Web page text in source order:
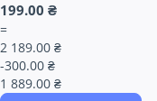
199.00 ₴
=
2 189.00 ₴
-300.00 ₴
1 889.00 ₴